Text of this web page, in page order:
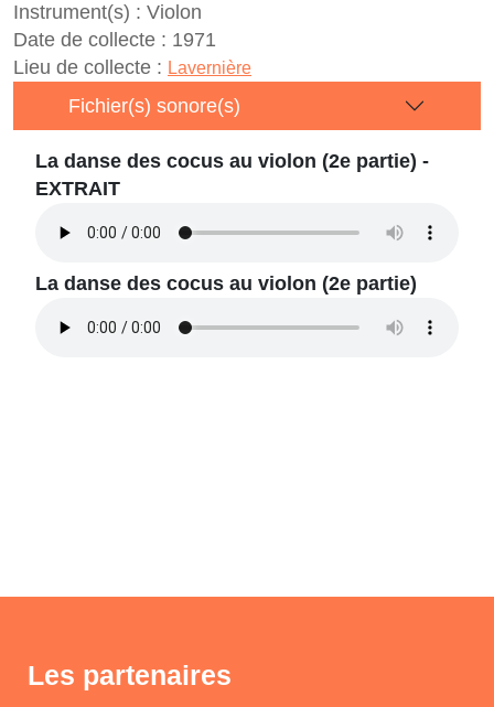
Instrument(s) : Violon
Date de collecte : 1971
Lieu de collecte : Lavernière
Fichier(s) sonore(s)
La danse des cocus au violon (2e partie) -
EXTRAIT
La danse des cocus au violon (2e partie)
Les partenaires